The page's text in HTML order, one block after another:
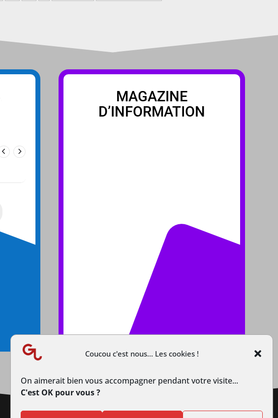
Coucou c'est nous... Les cookies !
On aimerait bien vous accompagner pendant votre visite...
C'est OK pour vous ?
MAGAZINE
D’INFORMATION